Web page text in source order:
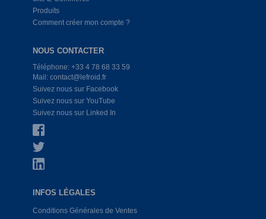
Produits
Comment créer mon compte ?
NOUS CONTACTER
Téléphone: +33 4 78 68 33 59
Mail: contact@lefroid.fr
Suivez nous sur Facebook
Suivez nous sur YouTube
Suivez nous sur Linked In
INFOS LÉGALES
Conditions Générales de Ventes